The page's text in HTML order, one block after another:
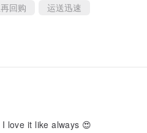
回购 运送迅速
love it like always 😍